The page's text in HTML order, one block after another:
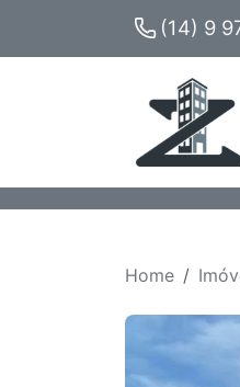
(14) 9
Home